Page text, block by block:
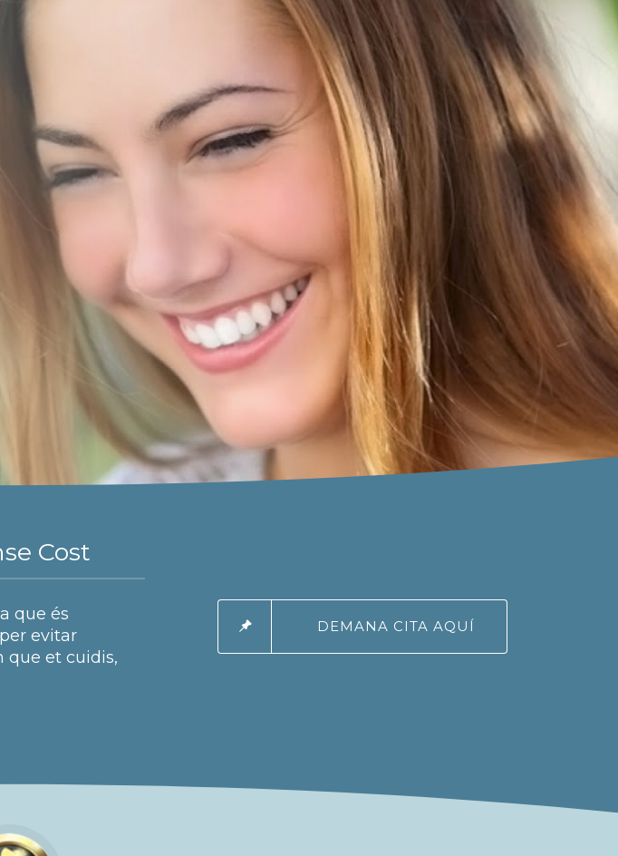
Cost
que és
evitar
que et cuidis,
DEMANA CITA AQUÍ